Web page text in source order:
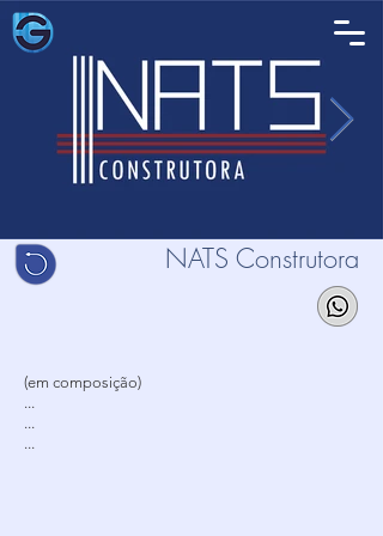
NATS Construtora
(em composição)
...
...
...